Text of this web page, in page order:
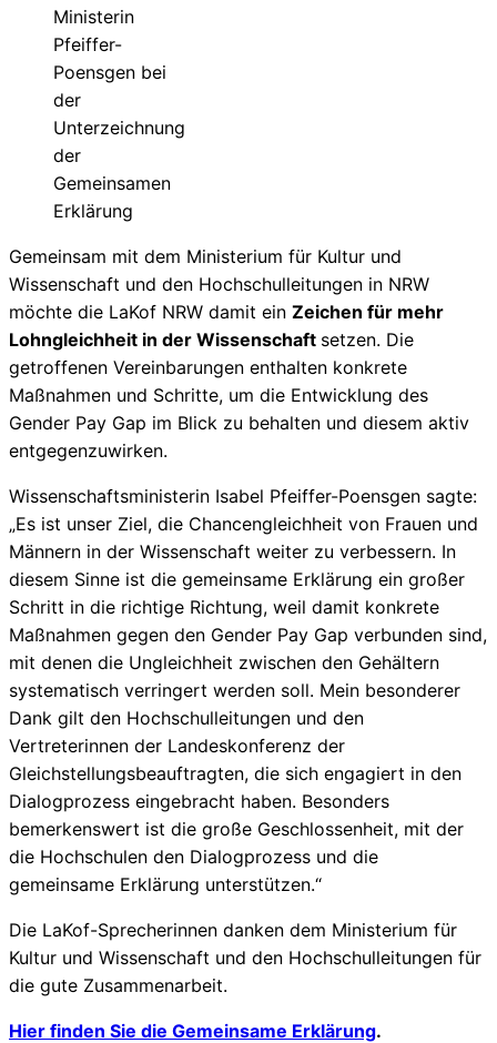
Ministerin
Pfeiffer-
Poensgen bei
der
Unterzeichnung
der
Gemeinsamen
Erklärung
Gemeinsam mit dem Ministerium für Kultur und
Wissenschaft und den Hochschulleitungen in NRW
möchte die LaKof NRW damit ein Zeichen für mehr
Lohngleichheit in der Wissenschaft setzen. Die
getroffenen Vereinbarungen enthalten konkrete
Maßnahmen und Schritte, um die Entwicklung des
Gender Pay Gap im Blick zu behalten und diesem aktiv
entgegenzuwirken.
Wissenschaftsministerin Isabel Pfeiffer-Poensgen sagte:
„Es ist unser Ziel, die Chancengleichheit von Frauen und
Männern in der Wissenschaft weiter zu verbessern. In
diesem Sinne ist die gemeinsame Erklärung ein großer
Schritt in die richtige Richtung, weil damit konkrete
Maßnahmen gegen den Gender Pay Gap verbunden sind,
mit denen die Ungleichheit zwischen den Gehältern
systematisch verringert werden soll. Mein besonderer
Dank gilt den Hochschulleitungen und den
Vertreterinnen der Landeskonferenz der
Gleichstellungsbeauftragten, die sich engagiert in den
Dialogprozess eingebracht haben. Besonders
bemerkenswert ist die große Geschlossenheit, mit der
die Hochschulen den Dialogprozess und die
gemeinsame Erklärung unterstützen.“
Die LaKof-Sprecherinnen danken dem Ministerium für
Kultur und Wissenschaft und den Hochschulleitungen für
die gute Zusammenarbeit.
Hier finden Sie die Gemeinsame Erklärung.